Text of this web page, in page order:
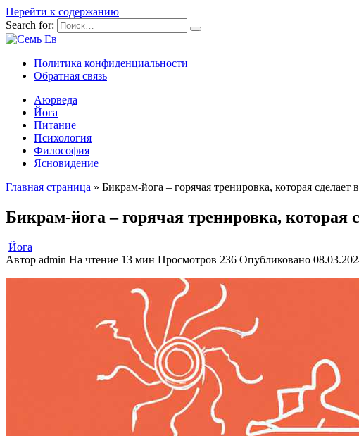
Перейти к содержанию
Search for:
Политика конфиденциальности
Обратная связь
Аюрведа
Йога
Питание
Психология
Философия
Ясновидение
Главная страница » Бикрам-йога – горячая тренировка, которая
Бикрам-йога – горячая тренировка,
Йога
Автор admin На чтение 13 мин Просмотров 236 Опубликовано